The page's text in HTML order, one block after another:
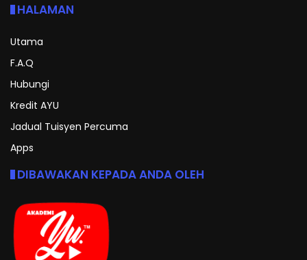
HALAMAN
Utama
F.A.Q
Hubungi
Kredit AYU
Jadual Tuisyen Percuma
Apps
DIBAWAKAN KEPADA ANDA OLEH